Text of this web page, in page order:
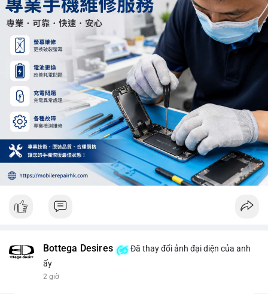
hoảng loạn. Theo dõi sát dòng tiền đổ vào sàn giao dịch tập
trung trong 24 giờ tới.
#12dot29btc #vilanh #tichluydaihan #phienau #btcmempool
Bottega Desires
Đã thay đổi ảnh đại diện của anh
ấy
2 giờ